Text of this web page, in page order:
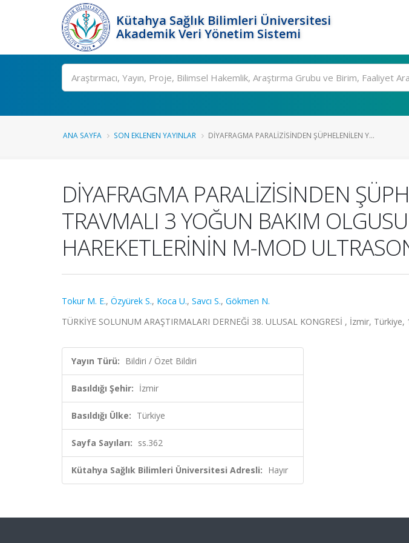
Kütahya Sağlık Bilimleri Üniversitesi
Akademik Veri Yönetim Sistemi
Ara
ANA SAYFA SON EKLENEN YAYINLAR DİYAFRAGMA PARALİZİSİNDEN ŞÜPHELENİLEN Y...
DİYAFRAGMA PARALİZİSİNDEN
TRAVMALI 3 YOĞUN BAKIM
HAREKETLERİNİN M-MOD
Tokur M. E., Özyürek S., Koca U., Savcı S., Gökmen N.
TÜRKİYE SOLUNUM ARAŞTIRMALARI DERNEĞİ 38. ULUSAL KONGRESİ , İzmir,
Yayın Türü: Bildiri / Özet Bildiri
Basıldığı Şehir: İzmir
Basıldığı Ülke: Türkiye
Sayfa Sayıları: ss.362
Kütahya Sağlık Bilimleri Üniversitesi Adresli: Hayır